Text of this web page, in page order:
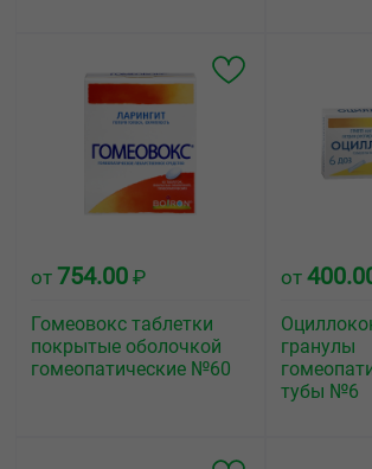
от 754.00 ₽
Гомеовокс таблетки
покрытые оболочкой
гомеопатические №60
от
гранулы
тубы №6